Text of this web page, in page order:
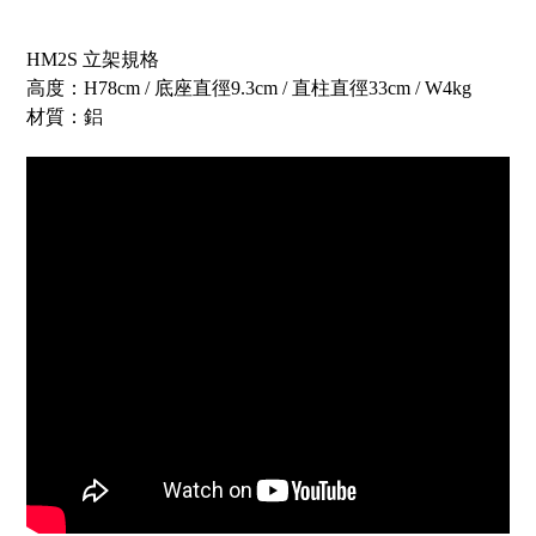
HM2S 立架規格
高度：H78cm / 底座直徑9.3cm / 直柱直徑33cm / W4kg
材質：鋁